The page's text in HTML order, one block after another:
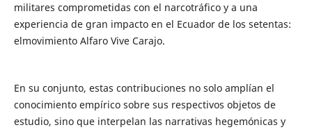
militares comprometidas con el narcotráfico y a una
experiencia de gran impacto en el Ecuador de los setentas:
elmovimiento Alfaro Vive Carajo.
En su conjunto, estas contribuciones no solo amplían el
conocimiento empírico sobre sus respectivos objetos de
estudio, sino que interpelan las narrativas hegemónicas y